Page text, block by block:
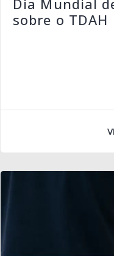
sobre o TDAH